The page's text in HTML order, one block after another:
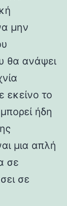
μην
θα ανάψει
εκείνο το
ήδη
μια απλή
σε
σε